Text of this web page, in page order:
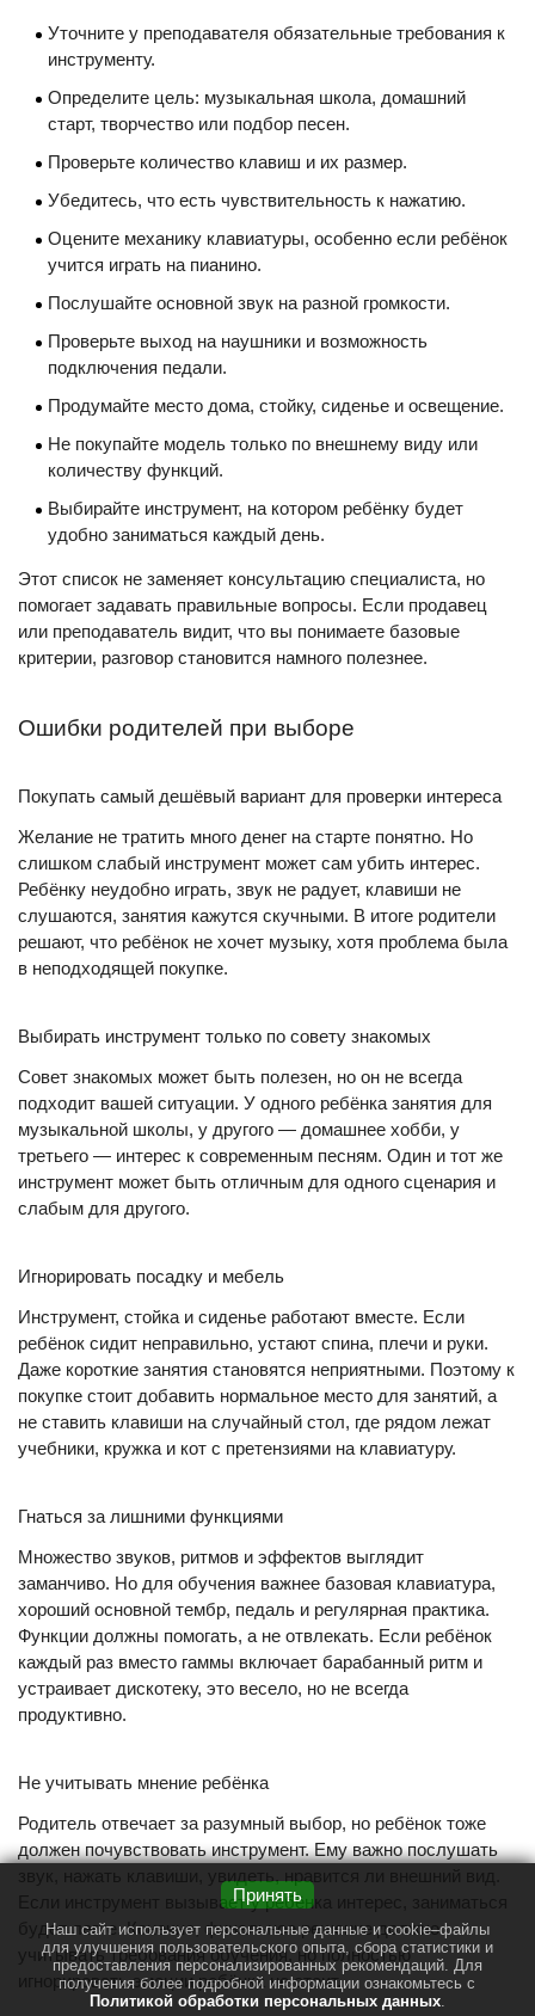
Уточните у преподавателя обязательные требования к
инструменту.
Определите цель: музыкальная школа, домашний
старт, творчество или подбор песен.
Проверьте количество клавиш и их размер.
Убедитесь, что есть чувствительность к нажатию.
Оцените механику клавиатуры, особенно если ребёнок
учится играть на пианино.
Послушайте основной звук на разной громкости.
Проверьте выход на наушники и возможность
подключения педали.
Продумайте место дома, стойку, сиденье и освещение.
Не покупайте модель только по внешнему виду или
количеству функций.
Выбирайте инструмент, на котором ребёнку будет
удобно заниматься каждый день.
Этот список не заменяет консультацию специалиста, но
помогает задавать правильные вопросы. Если продавец
или преподаватель видит, что вы понимаете базовые
критерии, разговор становится намного полезнее.
Ошибки родителей при выборе
Покупать самый дешёвый вариант для проверки интереса
Желание не тратить много денег на старте понятно. Но
слишком слабый инструмент может сам убить интерес.
Ребёнку неудобно играть, звук не радует, клавиши не
слушаются, занятия кажутся скучными. В итоге родители
решают, что ребёнок не хочет музыку, хотя проблема была
в неподходящей покупке.
Выбирать инструмент только по совету знакомых
Совет знакомых может быть полезен, но он не всегда
подходит вашей ситуации. У одного ребёнка занятия для
музыкальной школы, у другого — домашнее хобби, у
третьего — интерес к современным песням. Один и тот же
инструмент может быть отличным для одного сценария и
слабым для другого.
Игнорировать посадку и мебель
Инструмент, стойка и сиденье работают вместе. Если
ребёнок сидит неправильно, устают спина, плечи и руки.
Даже короткие занятия становятся неприятными. Поэтому к
покупке стоит добавить нормальное место для занятий, а
не ставить клавиши на случайный стол, где рядом лежат
учебники, кружка и кот с претензиями на клавиатуру.
Гнаться за лишними функциями
Множество звуков, ритмов и эффектов выглядит
заманчиво. Но для обучения важнее базовая клавиатура,
хороший основной тембр, педаль и регулярная практика.
Функции должны помогать, а не отвлекать. Если ребёнок
каждый раз вместо гаммы включает барабанный ритм и
устраивает дискотеку, это весело, но не всегда
продуктивно.
Не учитывать мнение ребёнка
Родитель отвечает за разумный выбор, но ребёнок тоже
должен почувствовать инструмент. Ему важно послушать
Если инструмент вызывает у ребёнка интерес, заниматься
будет легче. Конечно, финальное решение должно
учитывать требования обучения, но полностью
игнорировать эмоции ребёнка не стоит.
Принять
Наш сайт использует персональные данные и cookie–файлы
для улучшения пользовательского опыта, сбора статистики и
предоставления персонализированных рекомендаций. Для
получения более подробной информации ознакомьтесь с
Политикой обработки персональных данных.